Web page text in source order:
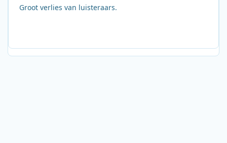
Groot verlies van luisteraars.